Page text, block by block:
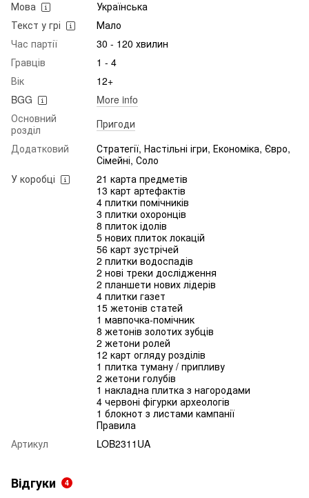
Мова
Українська
Текст у грі
Мало
Час партії
30 - 120 хвилин
Гравців
1 - 4
Вік
12+
BGG
More info
Основний
розділ
Пригоди
Додатковий
Стратегії, Настільні ігри, Економіка, Євро,
Сімейні, Соло
У коробці
21 карта предметів
13 карт артефактів
4 плитки помічників
3 плитки охоронців
8 плиток ідолів
5 нових плиток локацій
56 карт зустрічей
2 плитки водоспадів
2 нові треки дослідження
2 планшети нових лідерів
4 плитки газет
15 жетонів статей
1 мавпочка-помічник
8 жетонів золотих зубців
2 жетони ролей
12 карт огляду розділів
1 плитка туману / припливу
2 жетони голубів
1 накладна плитка з нагородами
4 червоні фігурки археологів
1 блокнот з листами кампанії
Правила
Артикул
LOB2311UA
Відгуки 4